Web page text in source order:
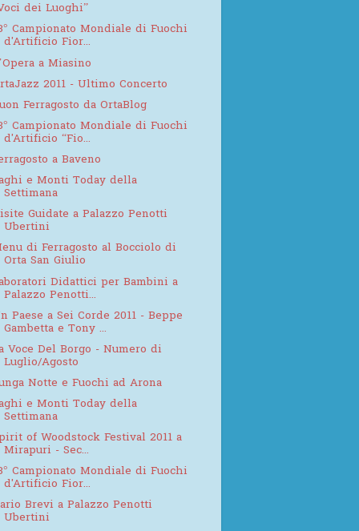
dei Luoghi”
Campionato Mondiale di Fuochi
d'Artificio Fior...
a Miasino
2011 - Ultimo Concerto
Ferragosto da OrtaBlog
Campionato Mondiale di Fuochi
d'Artificio “Fio...
a Baveno
e Monti Today della
Settimana
Guidate a Palazzo Penotti
Ubertini
di Ferragosto al Bocciolo di
Orta San Giulio
Didattici per Bambini a
Palazzo Penotti...
Paese a Sei Corde 2011 - Beppe
Gambetta e Tony ...
Voce Del Borgo - Numero di
Luglio/Agosto
Notte e Fuochi ad Arona
e Monti Today della
Settimana
of Woodstock Festival 2011 a
Mirapuri - Sec...
Campionato Mondiale di Fuochi
d'Artificio Fior...
Brevi a Palazzo Penotti
Ubertini